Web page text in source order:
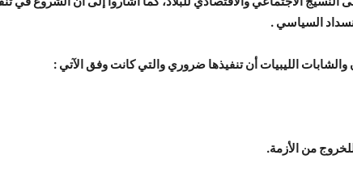
السياسي .
الليبيات أن تنفيذها ضروري والتي كانت وفق الآتي :
من الأزمة.